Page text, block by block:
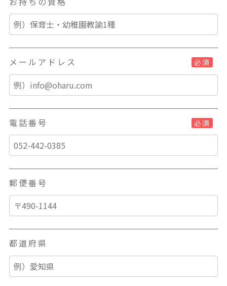
メールアドレス 必須
電話番号 必須
郵便番号
都道府県